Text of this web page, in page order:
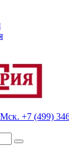
Мск. +7 (499)